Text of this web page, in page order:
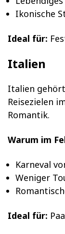
Ikonische
Ideal für:
Italien
Italien
Reisezielen
Romantik.
Warum im
Karneval
Weniger
Ideal für: